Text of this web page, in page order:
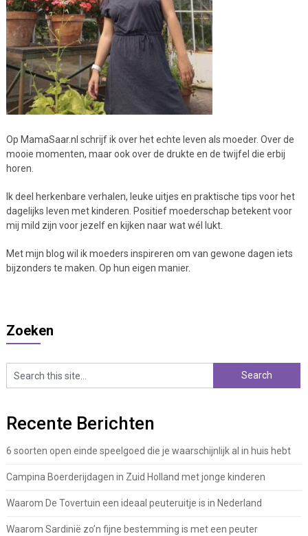
Op MamaSaar.nl schrijf ik over het echte leven als moeder. Over de
mooie momenten, maar ook over de drukte en de twijfel die erbij
horen.
Ik deel herkenbare verhalen, leuke uitjes en praktische tips voor het
dagelijks leven met kinderen. Positief moederschap betekent voor
mij mild zijn voor jezelf en kijken naar wat wél lukt.
Met mijn blog wil ik moeders inspireren om van gewone dagen iets
bijzonders te maken. Op hun eigen manier.
Zoeken
Recente Berichten
6 soorten open einde speelgoed die je waarschijnlijk al in huis hebt
Campina Boerderijdagen in Zuid Holland met jonge kinderen
Waarom De Tovertuin een ideaal peuteruitje is in Nederland
Waarom Sardinië zo’n fijne bestemming is met een peuter